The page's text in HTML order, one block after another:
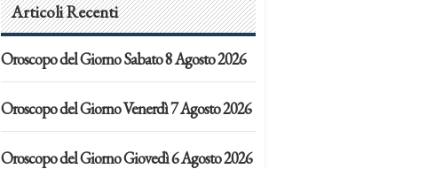
Articoli Recenti
Oroscopo del Giorno Sabato 8 Agosto 2026
Oroscopo del Giorno Venerdì 7 Agosto 2026
Oroscopo del Giorno Giovedì 6 Agosto 2026